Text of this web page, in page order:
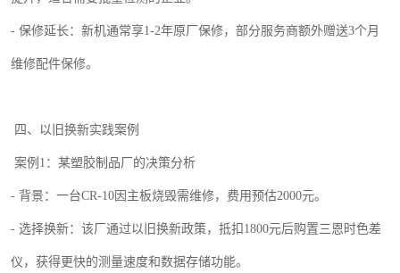
- 保修延长：新机通常享1-2年原厂保修，部分服务商额外赠送3个月
维修配件保修。
四 、以旧换新实践案例
案例 1 ：某塑胶制品厂的决策分析
- 背景：一台CR-10 因主板烧毁需维修，费用预估2000元。
- 选择换新：该厂通过以旧换新政策，抵扣 1800元后购置三恩时色差
仪 ，获得更快的测量速度和数据存储功能。